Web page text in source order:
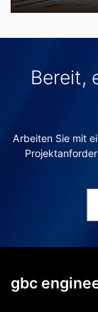
Bereit,
Arbeiten Sie mit
gbc